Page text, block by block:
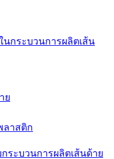
นกระบวนการผลิตเส้น
ย
ลาสติก
ระบวนการผลิตเส้นด้าย